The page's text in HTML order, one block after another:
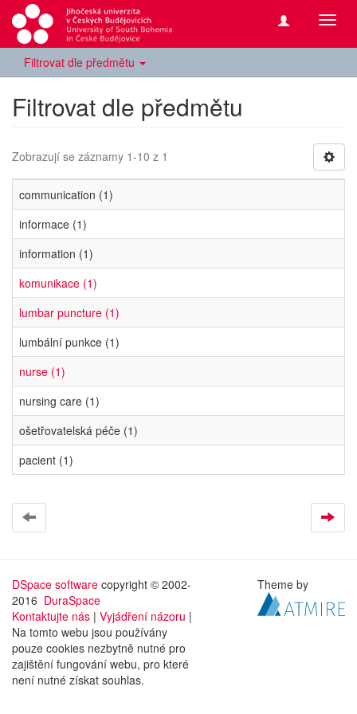
Filtrovat dle předmětu
Filtrovat dle předmětu
Zobrazují se záznamy 1-10 z 1
communication (1)
informace (1)
information (1)
komunikace (1)
lumbar puncture (1)
lumbální punkce (1)
nurse (1)
nursing care (1)
ošetřovatelská péče (1)
pacient (1)
DSpace software copyright © 2002-
2016 DuraSpace
Kontaktujte nás | Vyjádření názoru |
Na tomto webu jsou používány
pouze cookies nezbytně nutné pro
zajištění fungování webu, pro které
není nutné získat souhlas.
Theme by